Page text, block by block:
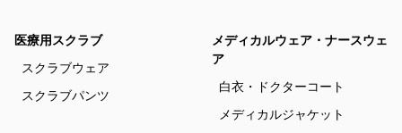
医療用スクラブ
スクラブウェア
スクラブパンツ
メディカルウェア・ナースウェ
ア
白衣・ドクターコート
メディカルジャケット